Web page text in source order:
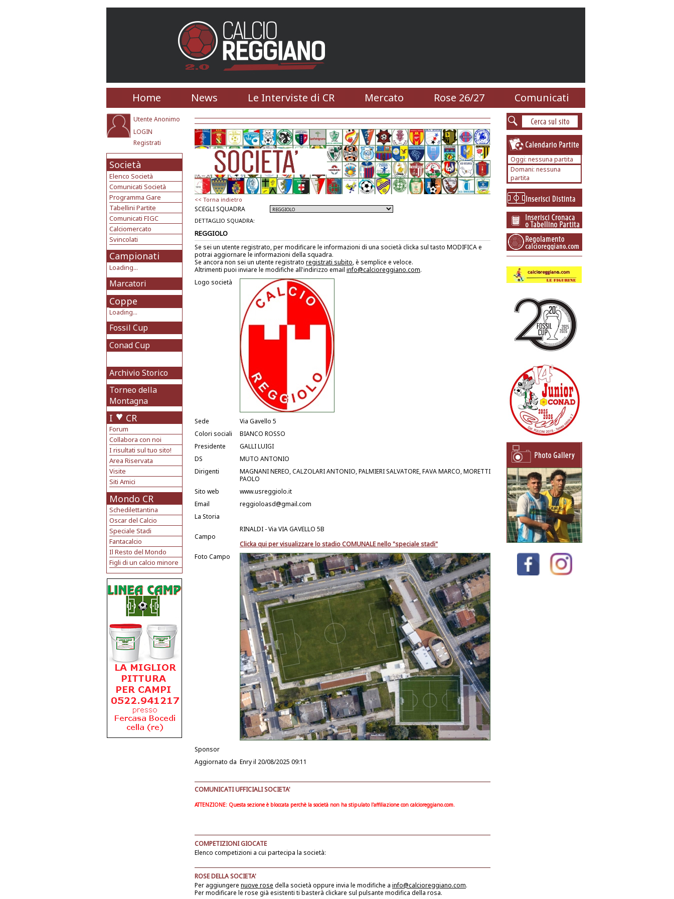
Home News Le Interviste di CR Mercato Rose 26/27 Comunicati
Utente Anonimo
LOGIN
Registrati
Società
Elenco Società
Comunicati Società
Programma Gare
Tabellini Partite
Comunicati FIGC
Calciomercato
Svincolati
Campionati
Loading...
Marcatori
Coppe
Loading...
Fossil Cup
Conad Cup
Archivio Storico
Torneo della
Montagna
I CR
Forum
Collabora con noi
I risultati sul tuo sito!
Area Riservata
Visite
Siti Amici
Mondo CR
Schedilettantina
Oscar del Calcio
Speciale Stadi
Fantacalcio
Il Resto del Mondo
Figli di un calcio minore
<< Torna indietro
SCEGLI SQUADRA
DETTAGLIO SQUADRA:
REGGIOLO
Se sei un utente registrato, per modificare le informazioni di una società clicka sul tasto MODIFICA e
potrai aggiornare le informazioni della squadra.
Se ancora non sei un utente registrato registrati subito, è semplice e veloce.
Altrimenti puoi inviare le modifiche all'indirizzo email info@calcioreggiano.com.
Logo società
Sede
Via Gavello 5
Colori sociali
BIANCO ROSSO
Presidente
GALLI LUIGI
DS
MUTO ANTONIO
Dirigenti
MAGNANI NEREO, CALZOLARI ANTONIO, PALMIERI SALVATORE, FAVA MARCO, MORETTI
PAOLO
Sito web
www.usreggiolo.it
Email
reggioloasd@gmail.com
La Storia
Campo
RINALDI - Via VIA GAVELLO 5B
Clicka qui per visualizzare lo stadio COMUNALE nello "speciale stadi"
Foto Campo
Sponsor
Aggiornato da Enryil 20/08/2025 09:11
COMUNICATI UFFICIALI SOCIETA'
ATTENZIONE: Questa sezione è bloccata perchè la società non ha stipulato l'affiliazione con calcioreggiano.com.
COMPETIZIONI GIOCATE
Elenco competizioni a cui partecipa la società:
ROSE DELLA SOCIETA'
Per aggiungere nuove rose della società oppure invia le modifiche a info@calcioreggiano.com.
Per modificare le rose già esistenti ti basterà clickare sul pulsante modifica della rosa.
Oggi: nessuna partita
Domani: nessuna
partita